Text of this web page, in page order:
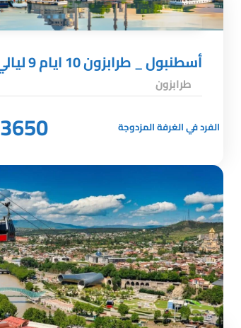
أسطنبول _ طرابزون 10 ايام 9 ليالي
طرابزون
الفرد في الغرفة المزدوجة 3650 ر.س